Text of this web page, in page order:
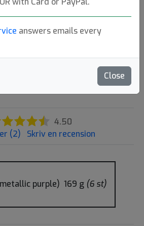
answers emails every
Close
4
K1 Älva
11 6 -2 2
4.50
(2)
Skriv en recension
purple) 169 g (6 st)